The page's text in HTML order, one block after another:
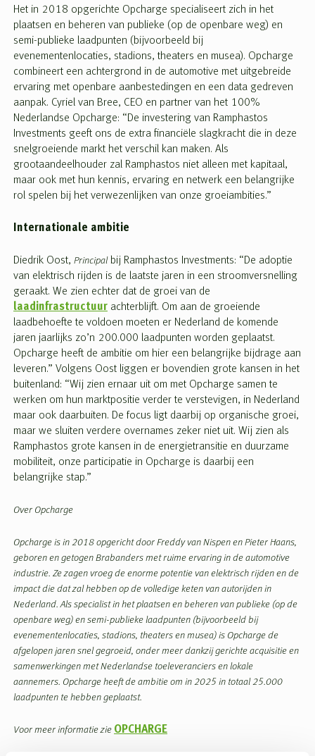
Het in 2018 opgerichte Opcharge specialiseert zich in het
plaatsen en beheren van publieke (op de openbare weg) en
semi-publieke laadpunten (bijvoorbeeld bij
evenementenlocaties, stadions, theaters en musea). Opcharge
combineert een achtergrond in de automotive met uitgebreide
ervaring met openbare aanbestedingen en een data gedreven
aanpak. Cyriel van Bree, CEO en partner van het 100%
Nederlandse Opcharge: “De investering van Ramphastos
Investments geeft ons de extra financiële slagkracht die in deze
snelgroeiende markt het verschil kan maken. Als
grootaandeelhouder zal Ramphastos niet alleen met kapitaal,
maar ook met hun kennis, ervaring en netwerk een belangrijke
rol spelen bij het verwezenlijken van onze groeiambities.”
Internationale ambitie
Diedrik Oost, Principalbij Ramphastos Investments: “De adoptie
van elektrisch rijden is de laatste jaren in een stroomversnelling
geraakt. We zien echter dat de groei van de
laadinfrastructuur achterblijft. Om aan de groeiende
laadbehoefte te voldoen moeten er Nederland de komende
jaren jaarlijks zo’n 200.000 laadpunten worden geplaatst.
Opcharge heeft de ambitie om hier een belangrijke bijdrage aan
leveren.” Volgens Oost liggen er bovendien grote kansen in het
buitenland: “Wij zien ernaar uit om met Opcharge samen te
werken om hun marktpositie verder te verstevigen, in Nederland
maar ook daarbuiten. De focus ligt daarbij op organische groei,
maar we sluiten verdere overnames zeker niet uit. Wij zien als
Ramphastos grote kansen in de energietransitie en duurzame
mobiliteit, onze participatie in Opcharge is daarbij een
belangrijke stap.”
Over Opcharge
Opcharge is in 2018 opgericht door Freddy van Nispen en Pieter Haans,
geboren en getogen Brabanders met ruime ervaring in de automotive
industrie. Ze zagen vroeg de enorme potentie van elektrisch rijden en de
impact die dat zal hebben op de volledige keten van autorijden in
Nederland. Als specialist in het plaatsen en beheren van publieke (op de
openbare weg) en semi-publieke laadpunten (bijvoorbeeld bij
evenementenlocaties, stadions, theaters en musea) is Opcharge de
afgelopen jaren snel gegroeid, onder meer dankzij gerichte acquisitie en
samenwerkingen met Nederlandse toeleveranciers en lokale
aannemers. Opcharge heeft de ambitie om in 2025 in totaal 25.000
laadpunten te hebben geplaatst.
Voor meer informatie zie OPCHARGE